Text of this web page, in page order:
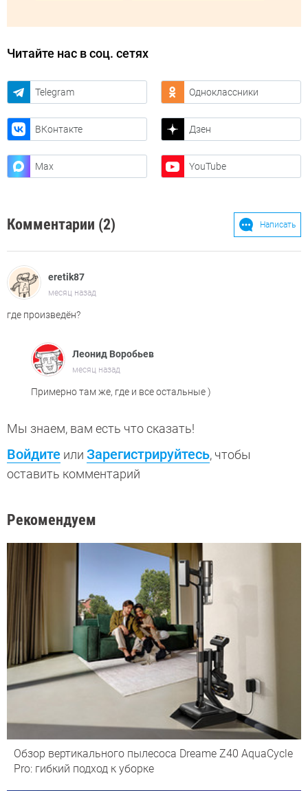
Читайте нас в соц. сетях
Telegram Одноклассники
ВКонтакте Дзен
Max YouTube
Комментарии (2) Написать
eretik87
месяц назад
где произведён?
Леонид Воробьев
месяц назад
Примерно там же, где и все остальные )
Мы знаем, вам есть что сказать!
Войдите или Зарегистрируйтесь, чтобы
оставить комментарий
Рекомендуем
Обзор вертикального пылесоса Dreame Z40 AquaCycle
Pro: гибкий подход к уборке